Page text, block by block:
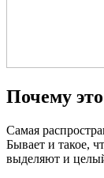
Почему
Самая
Бывает и такое,
выделяют и